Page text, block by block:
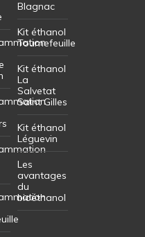
Blagnac
Kit éthanol
Tournefeuille
Kit éthanol
La
Salvetat
Saint Gilles
Kit éthanol
Léguevin
Les
avantages
du
bioéthanol